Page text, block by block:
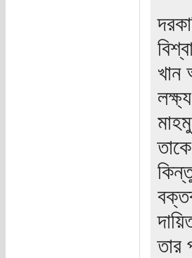
খান
তার